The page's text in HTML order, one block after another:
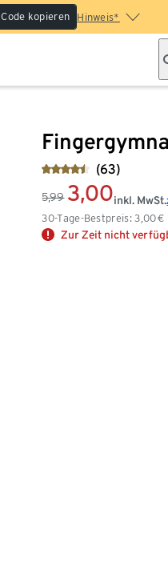
Code kopieren Hinweis*
(63)
5,99 3,00
30-Tage-Bestpreis: 3,00€
inkl. MwSt.
Zur Zeit nicht